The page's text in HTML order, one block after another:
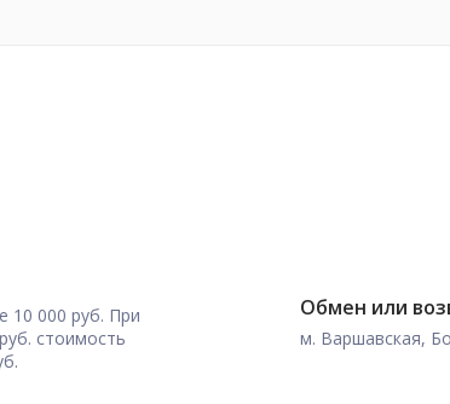
10 000 руб. При
стоимость
Обмен или
м. Варшавская,